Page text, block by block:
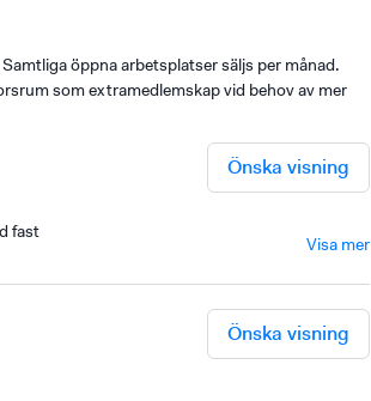
öppna arbetsplatser säljs per månad.
som extramedlemskap vid behov av mer
fast
Önska visning
Visa mer
Önska visning